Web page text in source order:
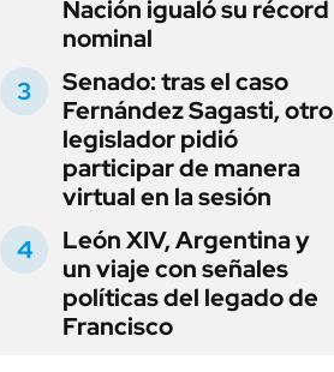
Nación igualó su récord
nominal
Senado: tras el caso
Fernández Sagasti, otro
legislador pidió
participar de manera
virtual en la sesión
León XIV, Argentina y
un viaje con señales
políticas del legado de
Francisco